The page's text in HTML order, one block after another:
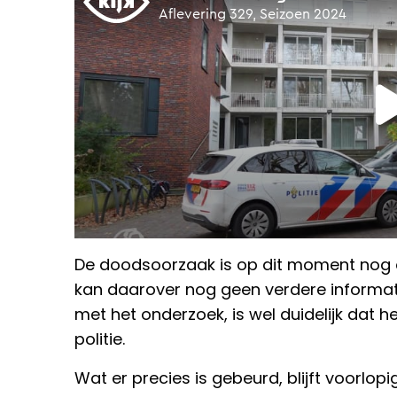
De doodsoorzaak is op dit moment
kan daarover nog geen verdere
met het onderzoek, is wel duidelijk dat
politie.
Wat er precies is gebeurd, blijft